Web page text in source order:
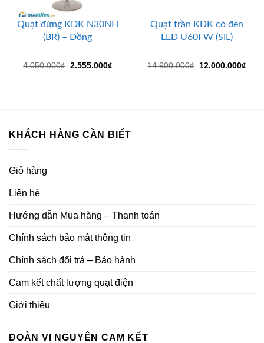
Quạt đứng KDK N30NH
(BR) – Đồng
4.050.000₫ Giá
là:
2.555.000₫Giá
tại
Quạt trần KDK có đèn
LED U60FW (SIL)
14.900.000₫
Giá
là:
12.000.000₫Giá
tại
KHÁCH HÀNG CẦN BIẾT
Giỏ hàng
Liên hệ
Hướng dẫn Mua hàng – Thanh toán
Chính sách bảo mật thông tin
Chính sách đổi trả – Bảo hành
Cam kết chất lượng quạt điện
Giới thiệu
ĐOÀN VI NGUYÊN CAM KẾT